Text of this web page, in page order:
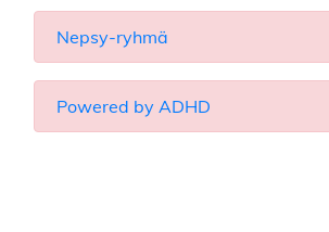
Nepsy-ryhmä
Powered by ADHD